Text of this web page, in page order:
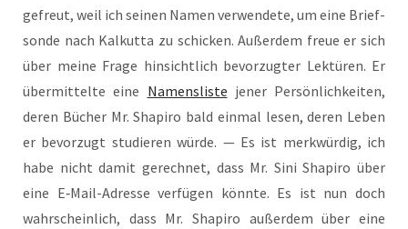
gefreut, weil ich sei­nen Namen ver­wen­de­te, um eine Brief­
son­de nach Kal­kut­ta zu schi­cken. Außer­dem freue er sich
über mei­ne Fra­ge hin­sicht­lich bevor­zug­ter Lek­tü­ren. Er
über­mit­tel­te eine Namens­lis­te jener Per­sön­lich­kei­ten,
deren Bücher Mr. Sha­pi­ro bald ein­mal lesen, deren Leben
er bevor­zugt stu­die­ren wür­de. — Es ist merk­wür­dig, ich
habe nicht damit gerech­net, dass Mr. Sini Sha­pi­ro über
eine E‑Mail-Adres­se ver­fü­gen könn­te. Es ist nun doch
wahr­schein­lich, dass Mr. Sha­pi­ro außer­dem über eine